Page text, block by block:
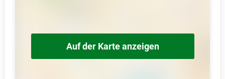
Auf der Karte anzeigen